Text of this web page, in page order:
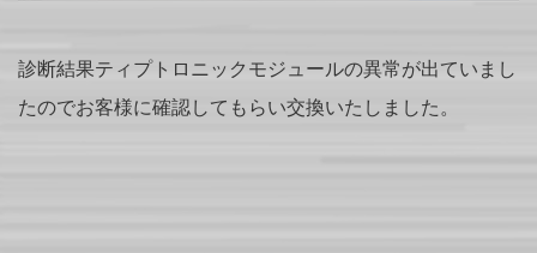
診断結果ティプトロニックモジュールの異常が出ていまし
たのでお客様に確認してもらい交換いたしました。